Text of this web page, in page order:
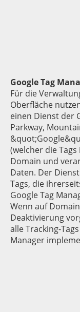
Google Tag
Für die
Oberfläche
einen Dienst der
Parkway,
(welcher die
Domain und
Daten. Der
Tags, die
Google Tag
Wenn auf
Deaktivierung
alle Tracking-
Manager